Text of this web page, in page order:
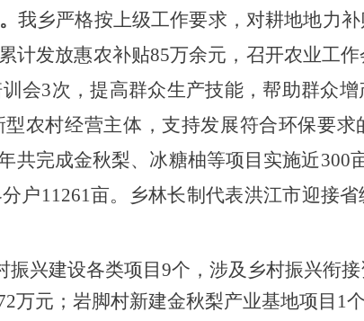
我乡严格按上级工作要求，对耕地地力
计发放惠农补贴85万余元，召开农业工
会3次，提高群众生产技能，帮助群众
农村经营主体，支持发展符合环保要
共完成金秋梨、冰糖柚等项目实施近300
户11261亩。乡林长制代表洪江市迎接
振兴建设各类项目9个，涉及乡村振兴衔
万元；岩脚村新建金秋梨产业基地项目1